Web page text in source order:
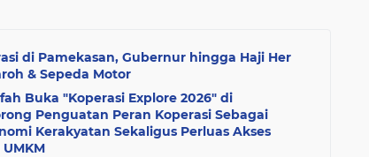
di Pamekasan, Gubernur hingga Haji Her
& Sepeda Motor
Buka "Koperasi Explore 2026" di
Penguatan Peran Koperasi Sebagai
Kerakyatan Sekaligus Perluas Akses